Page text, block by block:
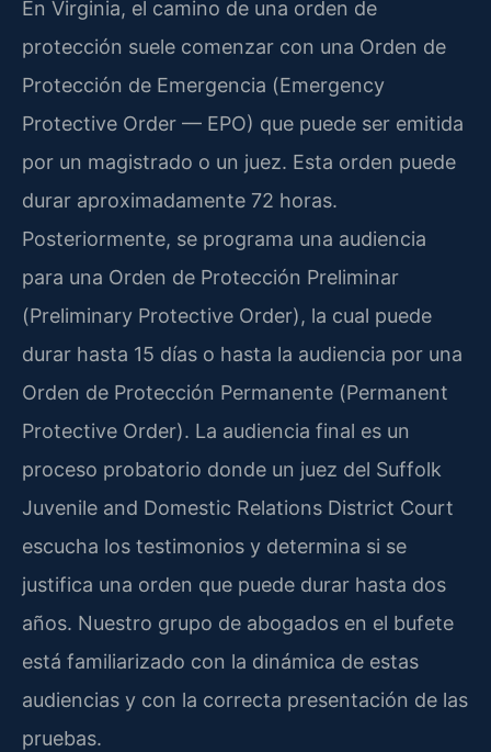
En Virginia, el camino de una orden de
protección suele comenzar con una Orden de
Protección de Emergencia (Emergency
Protective Order — EPO) que puede ser emitida
por un magistrado o un juez. Esta orden puede
durar aproximadamente 72 horas.
Posteriormente, se programa una audiencia
para una Orden de Protección Preliminar
(Preliminary Protective Order), la cual puede
durar hasta 15 días o hasta la audiencia por una
Orden de Protección Permanente (Permanent
Protective Order). La audiencia final es un
proceso probatorio donde un juez del Suffolk
Juvenile and Domestic Relations District Court
escucha los testimonios y determina si se
justifica una orden que puede durar hasta dos
años. Nuestro grupo de abogados en el bufete
está familiarizado con la dinámica de estas
audiencias y con la correcta presentación de las
pruebas.